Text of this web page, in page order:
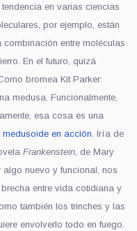
en varias ciencias
por ejemplo, están
combinación entre moléculas
En el futuro, quizá
bromea Kit Parker:
medusa. Funcionalmente,
esa cosa es una
en acción . Iría de
Frankenstein , de Mary
nuevo y funcional, nos
entre vida cotidiana y
también los trinches y las
envolverlo todo en fuego.